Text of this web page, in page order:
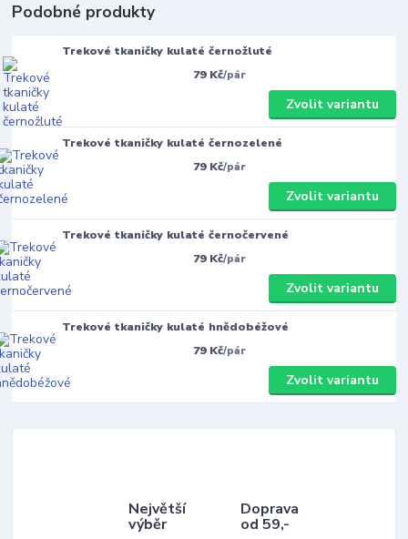
Podobné produkty
Trekové tkaničky kulaté černožluté
79 Kč/pár
Zvolit variantu
Trekové tkaničky kulaté černozelené
79 Kč/pár
Zvolit variantu
Trekové tkaničky kulaté černočervené
79 Kč/pár
Zvolit variantu
Trekové tkaničky kulaté hnědobéžové
79 Kč/pár
Zvolit variantu
Největší
výběr
Doprava
od 59,-